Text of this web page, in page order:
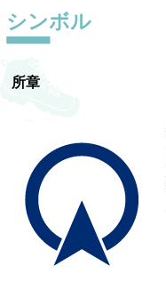
シンボル
所章